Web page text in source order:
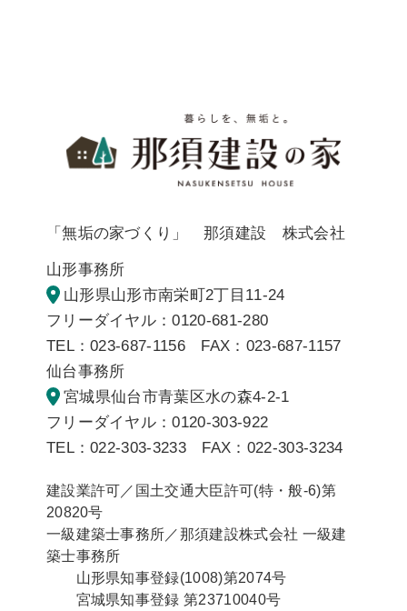
「無垢の家づくり」 那須建設 株式会社
山形事務所
山形県山形市南栄町2丁目11-24
フリーダイヤル：0120-681-280
TEL：023-687-1156 FAX：023-687-1157
仙台事務所
宮城県仙台市青葉区水の森4-2-1
フリーダイヤル：0120-303-922
TEL：022-303-3233 FAX：022-303-3234
建設業許可／国土交通大臣許可(特・般-6)第
20820号
一級建築士事務所／那須建設株式会社 一級建
築士事務所
山形県知事登録(1008)第2074号
宮城県知事登録 第23710040号